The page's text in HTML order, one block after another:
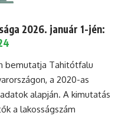
2026. január 1-jén:
bemutatja Tahitótfalu
a 2020-as
alapján. A kimutatás
a lakosságszám